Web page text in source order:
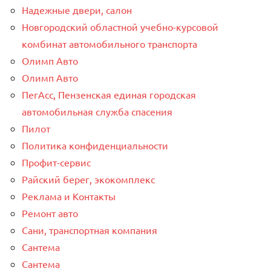
Надежные двери, салон
Новгородский областной учебно-курсовой
комбинат автомобильного транспорта
Олимп Авто
Олимп Авто
ПегАсс, Пензенская единая городская
автомобильная служба спасения
Пилот
Политика конфиденциальности
Профит-сервис
Райский берег, экокомплекс
Реклама и Контакты
Ремонт авто
Сани, транспортная компания
Сантема
Сантема